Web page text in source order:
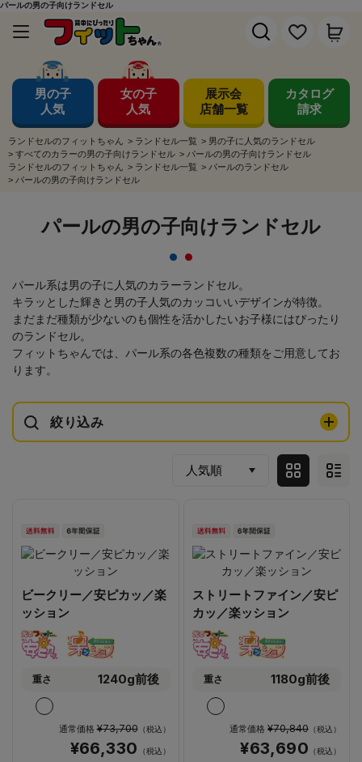
パールの男の子向けランドセル
男の子
人気
女の子
人気
展示会
店舗一覧
カタログ
請求
ランドセルのフィットちゃん > ランドセル一覧 > 男の子に人気のランドセル
> すべてのカラーの男の子向けランドセル > パールの男の子向けランドセル
ランドセルのフィットちゃん > ランドセル一覧 > パールのランドセル
> パールの男の子向けランドセル
パールの男の子向けランドセル
パール系は男の子に人気のカラーランドセル。
キラッとした輝きと男の子人気のカッコいいデザインが特徴。
まだまだ種類が少ないのも個性を活かしたいお子様にはぴったり
のランドセル。
フィットちゃんでは、パール系の各色複数の種類をご用意してお
ります。
絞り込み
ビークリー／安ピカッ／楽
ッション
重さ 1240g前後
通常価格¥73,700（税込）
¥66,330 （税込）
ストリートファイン／安ピ
カッ／楽ッション
重さ 1180g前後
通常価格 ¥70,840 （税込）
¥63,690 （税込）